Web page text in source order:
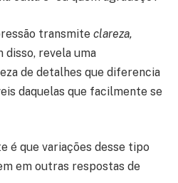
transmite clareza,
disso, revela uma
de detalhes que diferencia
daquelas que facilmente se
é que variações desse tipo
em outras respostas de